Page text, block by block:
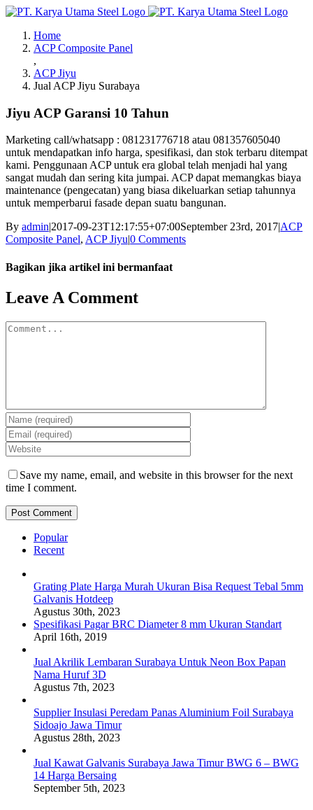
Skip
contentHome
ACP Composite Panel
,
ACP Jiyu
Jual ACP Jiyu Surabaya
Jiyu ACP Garansi 10 Tahun
Marketing call/whatsapp : 081231776718 atau 081357605040
untuk mendapatkan info harga, spesifikasi, dan stok terbaru ditempat
kami. Penggunaan ACP untuk era global telah menjadi hal yang
sangat mudah dan sering kita jumpai. ACP dapat memangkas biaya
maintenance (pengecatan) yang biasa dikeluarkan setiap tahunnya
untuk memperbarui fasade depan suatu bangunan.
By admin|2017-09-23T12:17:55+07:00September 23rd, 2017|ACP
Composite Panel, ACP Jiyu|0 Comments
Bagikan jika artikel ini bermanfaat
Facebook
Twitter
Reddit
LinkedIn
WhatsApp
Tumblr
Pinterest
Vk
Email
Leave A Comment
Comment
Save my name, email, and website in this browser for the next
time I comment.
Popular
Recent
Grating Plate Harga Murah Ukuran Bisa Request Tebal 5mm
Galvanis Hotdeep
Agustus 30th, 2023
Spesifikasi Pagar BRC Diameter 8 mm Ukuran Standart
April 16th, 2019
Jual Akrilik Lembaran Surabaya Untuk Neon Box Papan
Nama Huruf 3D
Agustus 7th, 2023
Supplier Insulasi Peredam Panas Aluminium Foil Surabaya
Sidoajo Jawa Timur
Agustus 28th, 2023
Jual Kawat Galvanis Surabaya Jawa Timur BWG 6 – BWG
14 Harga Bersaing
September 5th, 2023